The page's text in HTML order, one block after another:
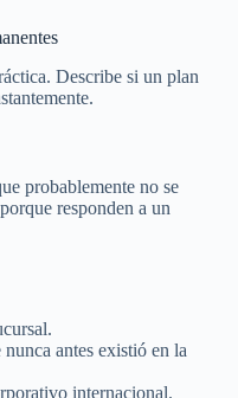
Describe si un plan
probablemente no se
responden a un
antes existió en la
internacional.